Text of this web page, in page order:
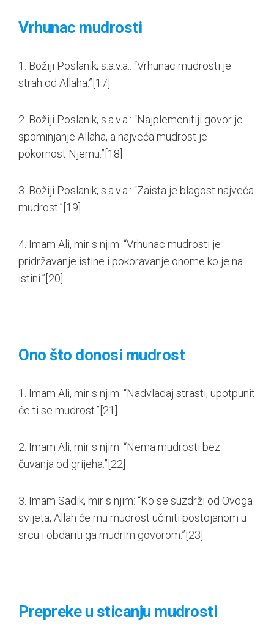
Vrhunac mudrosti
1. Božiji Poslanik, s.a.v.a.: “Vrhunac mudrosti je
strah od Allaha.”[17]
2. Božiji Poslanik, s.a.v.a.: “Najplemenitiji govor je
spominjanje Allaha, a najveća mudrost je
pokornost Njemu.”[18]
3. Božiji Poslanik, s.a.v.a.: “Zaista je blagost najveća
mudrost.”[19]
4. Imam Ali, mir s njim: “Vrhunac mudrosti je
pridržavanje istine i pokoravanje onome ko je na
istini.”[20]
Ono što donosi mudrost
1. Imam Ali, mir s njim: “Nadvladaj strasti, upotpunit
će ti se mudrost.”[21]
2. Imam Ali, mir s njim: “Nema mudrosti bez
čuvanja od grijeha.”[22]
3. Imam Sadik, mir s njim: “Ko se suzdrži od Ovoga
svijeta, Allah će mu mudrost učiniti postojanom u
srcu i obdariti ga mudrim govorom.”[23]
Prepreke u sticanju mudrosti